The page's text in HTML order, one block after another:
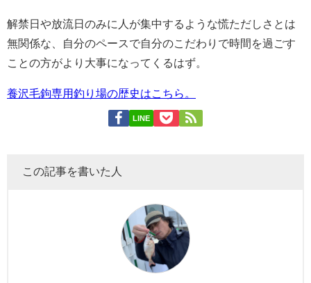
解禁日や放流日のみに人が集中するような慌ただしさとは
無関係な、自分のペースで自分のこだわりで時間を過ごす
ことの方がより大事になってくるはず。
養沢毛鉤専用釣り場の歴史はこちら。
LINE
この記事を書いた人